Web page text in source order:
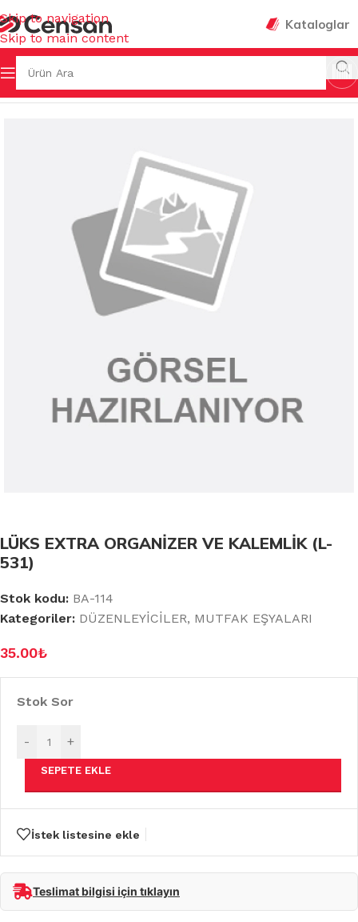
Skip to navigation
Skip to main content
Kataloglar
Ana Sayfa
LÜKS EXTRA ORGANİZER VE KALEMLİK (L-
531)
Stok kodu: BA-114
Kategoriler: DÜZENLEYİCİLER, MUTFAK EŞYALARI
35.00₺
Stok Sor
- +
SEPETE EKLE
İstek listesine ekle
Teslimat bilgisi için tıklayın